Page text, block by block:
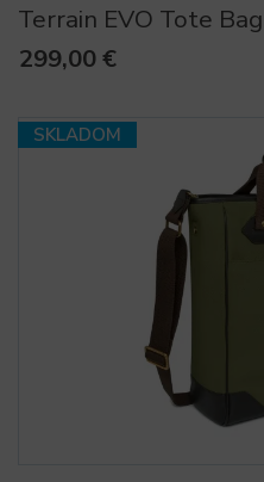
Terrain EVO Tote
299,00 €
SKLADOM